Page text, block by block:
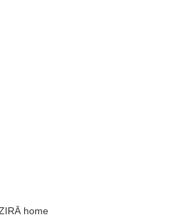
home